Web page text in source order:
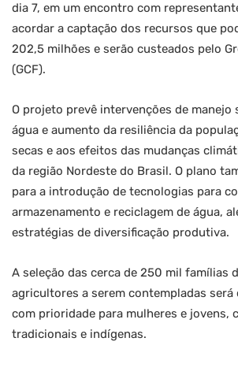
dia 7, em um encontro com
acordar a captação dos recursos que
202,5 milhões e serão custeados pelo
(GCF).
O projeto prevê intervenções de manejo
água e aumento da resiliência da
secas e aos efeitos das mudanças
da região Nordeste do Brasil. O plano
para a introdução de tecnologias para
armazenamento e reciclagem de água,
estratégias de diversificação produtiva.
A seleção das cerca de 250 mil famílias
agricultores a serem contempladas será
com prioridade para mulheres e jovens,
tradicionais e indígenas.